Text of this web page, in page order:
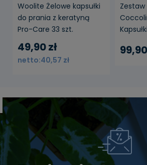
Woolite Żelowe kapsułki
do prania z keratyną
Pro-Care 33 szt.
49,90 zł
40,57 zł
Zestaw
Tkanin